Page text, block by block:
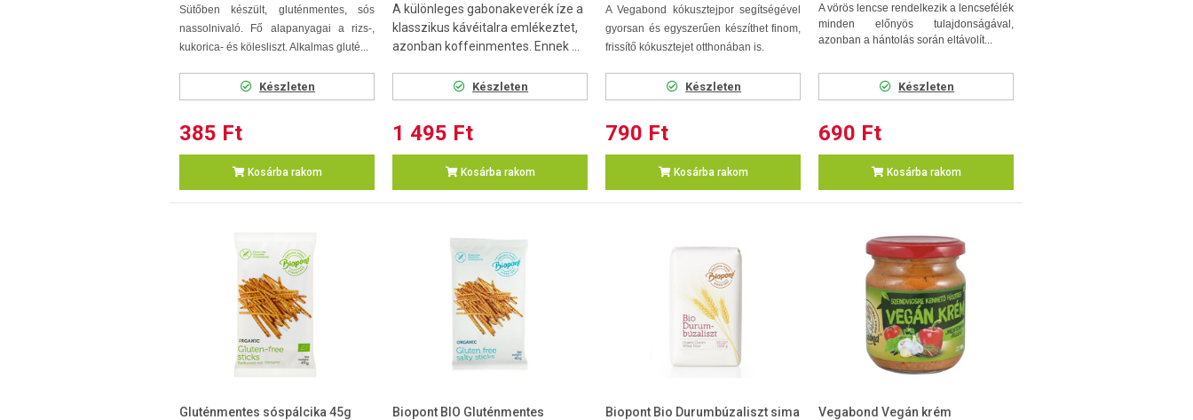
Sütőben készült, gluténmentes, sós
nassolnivaló. Fő alapanyagai a rizs-,
kukorica- és kölesliszt. Alkalmas gluté...
Készleten
385 Ft
Kosárba rakom
A különleges gabonakeverék íze a
klasszikus kávéitalra emlékeztet,
azonban koffeinmentes. Ennek ...
Készleten
1 495 Ft
Kosárba rakom
A Vegabond kókusztejpor segítségével
gyorsan és egyszerűen készíthet finom,
frissítő kókusztejet otthonában is.
Készleten
790 Ft
Kosárba rakom
A vörös lencse rendelkezik a lencsefélék
minden előnyös tulajdonságával,
azonban a hántolás során eltávolít...
Készleten
690 Ft
Kosárba rakom
Gluténmentes sóspálcika 45g
Biopont BIO Gluténmentes
Biopont Bio Durumbúzaliszt sima
Vegabond Vegán krém